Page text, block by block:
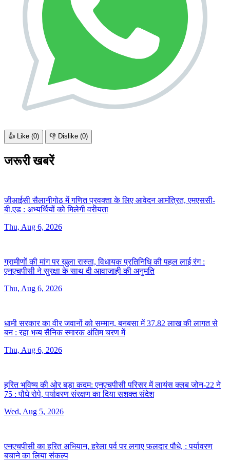
👍 Like (0) 👎 Dislike (0)
जरूरी खबरें
जीआईसी सैलानीगोठ में गणित प्रवक्ता के लिए आवेदन आमंत्रित, एमएससी-
बी.एड : अभ्यर्थियों को मिलेगी वरीयता
Thu, Aug 6, 2026
ग्रामीणों की मांग पर खुला रास्ता, विधायक प्रतिनिधि की पहल लाई रंग :
एनएचपीसी ने सुरक्षा के साथ दी आवाजाही की अनुमति
Thu, Aug 6, 2026
धामी सरकार का वीर जवानों को सम्मान, बनबसा में 37.82 लाख की लागत से
बन :रहा भव्य सैनिक स्मारक अंतिम चरण में
Thu, Aug 6, 2026
हरित भविष्य की ओर बड़ा कदम: एनएचपीसी परिसर में लायंस क्लब जोन-22 ने
75 :पौधे रोपे, पर्यावरण संरक्षण का दिया सशक्त संदेश
Wed, Aug 5, 2026
एनएचपीसी का हरित अभियान, हरेला पर्व पर लगाए फलदार पौधे, :पर्यावरण
बचाने का लिया संकल्प